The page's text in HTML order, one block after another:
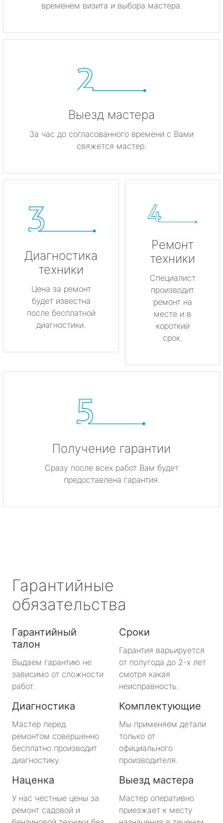
временем визита и выбора мастера.
Выезд мастера
За час до согласованного времени с Вами
свяжется мастер.
Диагностика
техники
Цена за ремонт
будет известна
после бесплатной
диагностики.
Ремонт
техники
Специалист
производит
ремонт на
месте и в
короткий
срок.
Получение гарантии
Сразу после всех работ Вам будет
предоставлена гарантия.
Гарантийные
обязательства
Гарантийный
талон
Выдаем гарантию не
зависимо от сложности
работ.
Сроки
Гарантия варьируется
от полугода до 2-х лет
смотря какая
неисправность.
Диагностика
Мастер перед
ремонтом совершенно
бесплатно производит
диагностику.
Комплектующие
Мы применяем детали
только от
официального
производителя.
Наценка
У нас честные цены за
ремонт садовой и
Выезд мастера
Мастер оперативно
приезжает к месту